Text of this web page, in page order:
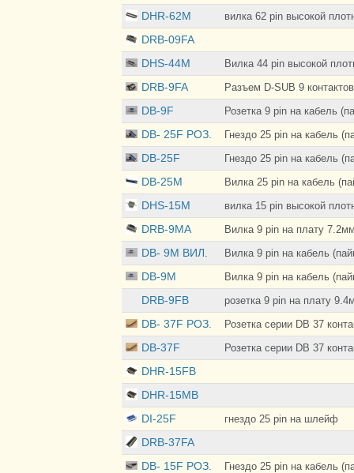
DHR-62M вилка 62 pin высокой
DRB-09FA
DHS-44M
Вилка 44 pin высокой
DRB-9FA Разъем D-SUB 9
DB-9F Розетка 9 pin на кабель
DB- 25F РОЗ. Гнездо 25 pin на кабель
DB-25F Гнездо 25 pin на кабель
DB-25M Вилка 25 pin на кабель
DHS-15M вилка 15 pin высокой
DRB-9MA Вилка 9 pin на плату
DB- 9M ВИЛ. Вилка 9 pin на кабель
DB-9M Вилка 9 pin на кабель
DRB-9FB розетка 9 pin на плату
DB- 37F РОЗ. Розетка серии DB 37
DB-37F Розетка серии DB 37
DHR-15FB
DHR-15MB
DI-25F
гнездо 25 pin на шлейф
DRB-37FA
DB- 15F РОЗ.
Гнездо 25 pin на кабель